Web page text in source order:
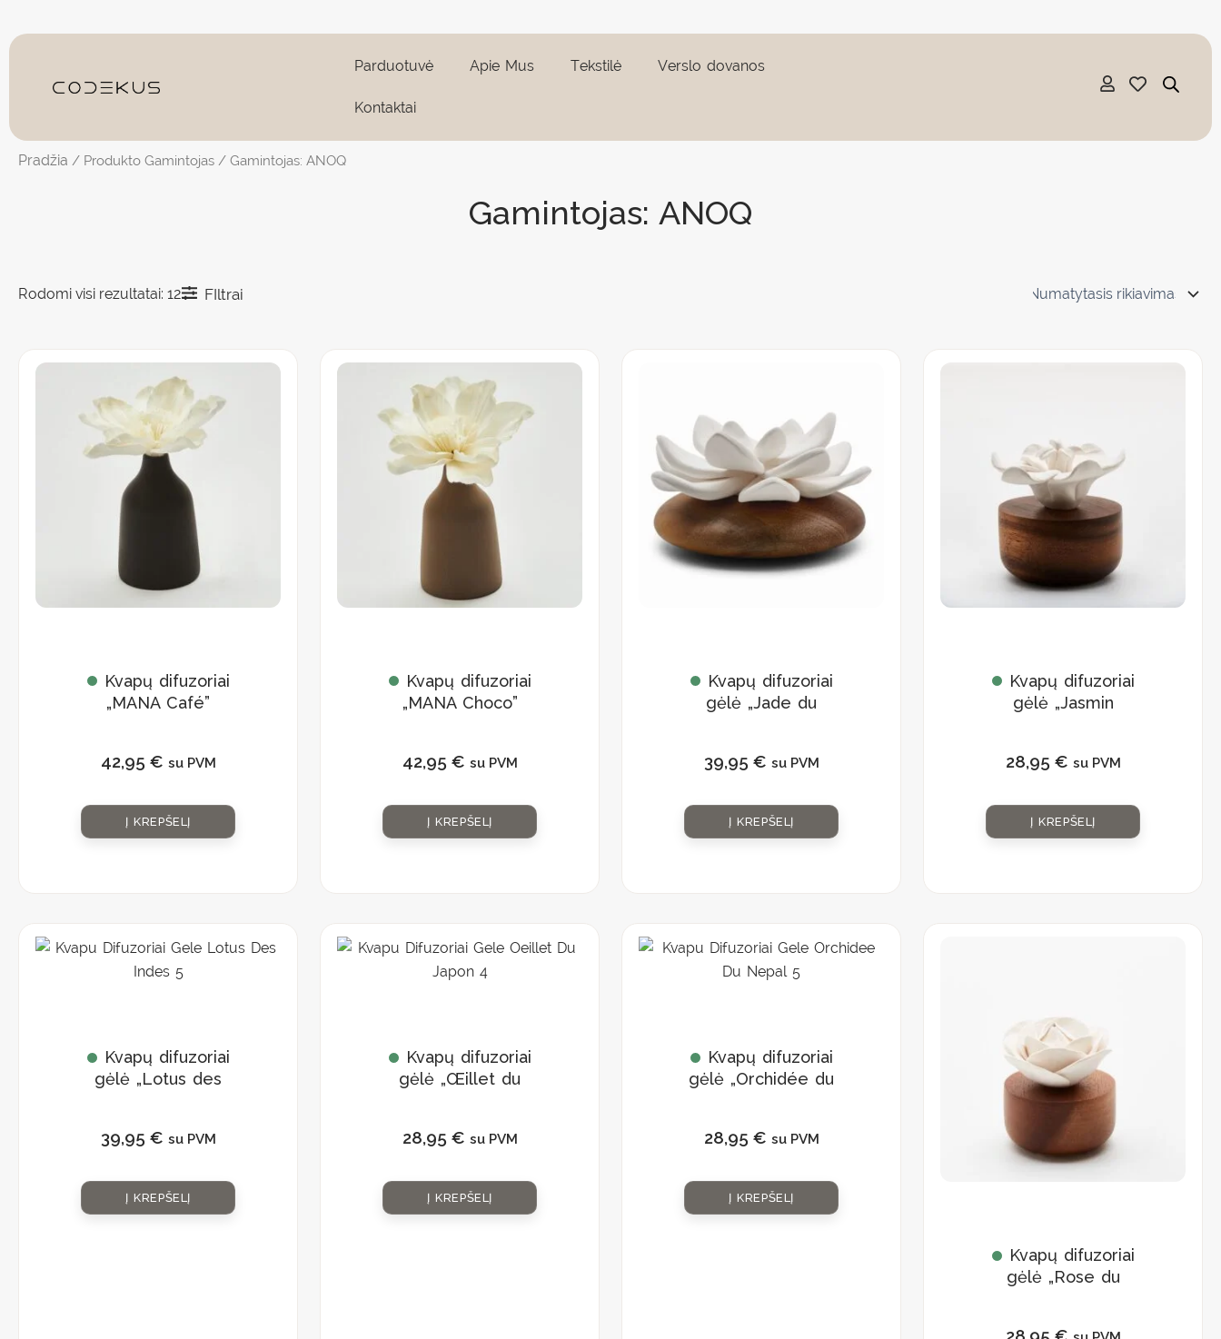
prie
Parduotuvė Apie Mus Tekstilė Verslo dovanos
Kontaktai
Pradžia / Produkto Gamintojas / Gamintojas: ANOQ
Gamintojas: ANOQ
Rodomi visi rezultatai: 12 FIltrai
Kvapų difuzoriai
„MANA Café”
42,95 € su PVM
Į KREPŠELĮ
Kvapų difuzoriai
„MANA Choco”
42,95 € su PVM
Į KREPŠELĮ
Kvapų difuzoriai
gėlė „Jade du
39,95 € su PVM
Į KREPŠELĮ
Kvapų difuzoriai
gėlė „Jasmin
28,95 € su PVM
Į KREPŠELĮ
Kvapų difuzoriai
gėlė „Lotus des
39,95 € su PVM
Į KREPŠELĮ
Kvapų difuzoriai
gėlė „Œillet du
28,95 € su PVM
Į KREPŠELĮ
Kvapų difuzoriai
gėlė „Orchidée du
28,95 € su PVM
Į KREPŠELĮ
Kvapų difuzoriai
gėlė „Rose du